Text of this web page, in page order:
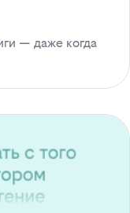
— даже когда